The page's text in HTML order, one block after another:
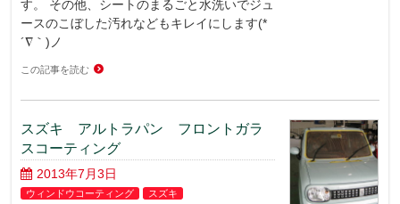
す。 その他、シートのまるごと水洗いでジュ
ースのこぼした汚れなどもキレイにします(*
´∇｀)ノ
この記事を読む
スズキ アルトラパン フロントガラ
スコーティング
2013年7月3日
ウィンドウコーティング スズキ